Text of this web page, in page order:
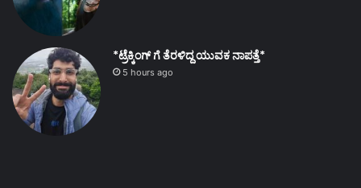
*ಟ್ರೆಕ್ಕಿಂಗ್ ಗೆ ತೆರಳಿದ್ದ ಯುವಕ ನಾಪತ್ತೆ*
5 hours ago